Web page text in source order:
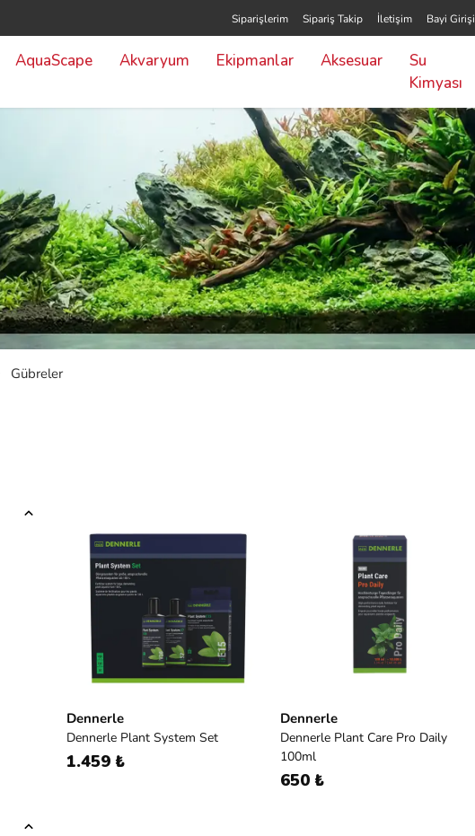
Siparişlerim Sipariş Takip İletişim Bayi Girişi
AquaScape Akvaryum Ekipmanlar Aksesuar
Su
Kimyası
Gübreler
Dennerle
Dennerle Plant System Set
1.459 ₺
Dennerle
Dennerle Plant Care Pro Daily
100ml
650 ₺